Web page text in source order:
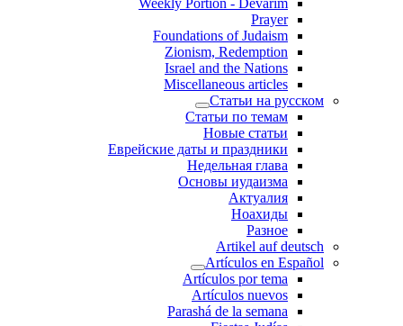
Weekly Portion - Devarim
Prayer
Foundations of Judaism
Zionism, Redemption
Israel and the Nations
Miscellaneous articles
Статьи на русском
Статьи по темам
Новые статьи
Еврейские даты и праздники
Недельная глава
Основы иудаизма
Актуалия
Ноахиды
Разное
Artikel auf deutsch
Artículos en Español
Artículos por tema
Artículos nuevos
Parashá de la semana